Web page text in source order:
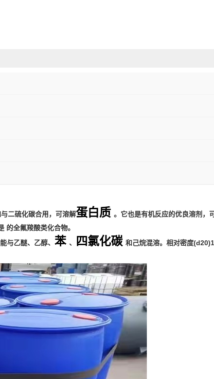
二硫化碳合用，可溶解蛋白质 。它也是有机反应的优良溶剂，
的全氟羧酸类化合物。
与乙醚、 乙醇、 苯 、 四氯化碳 和己烷混溶。相对密度